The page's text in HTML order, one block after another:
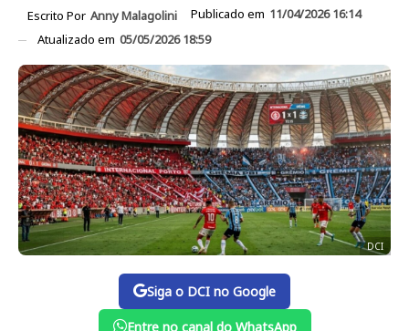
Escrito Por Anny Malagolini Publicado em 11/04/2026 16:14
Atualizado em 05/05/2026 18:59
DCI
Siga o DCI no Google
Entre no canal do WhatsApp